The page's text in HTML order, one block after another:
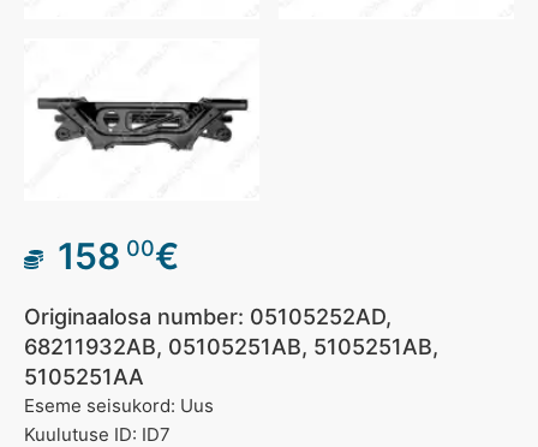
158 00€
Originaalosa number: 05105252AD,
68211932AB, 05105251AB, 5105251AB,
5105251AA
Eseme seisukord: Uus
Kuulutuse ID: ID7